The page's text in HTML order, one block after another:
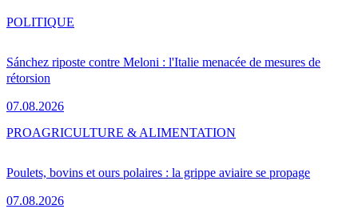
Sánchez riposte contre Meloni : l'Italie menacée de mesures de
rétorsion
07.08.2026
POLITIQUE
Poulets, bovins et ours polaires : la grippe aviaire se propage
07.08.2026
PROAGRICULTURE & ALIMENTATION